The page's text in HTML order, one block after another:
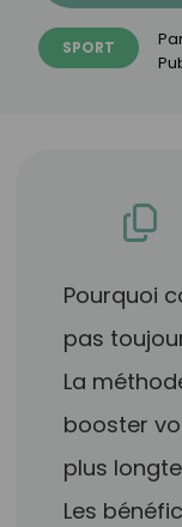
SPORT
Pourquoi
pas
La
booster
plus
Les